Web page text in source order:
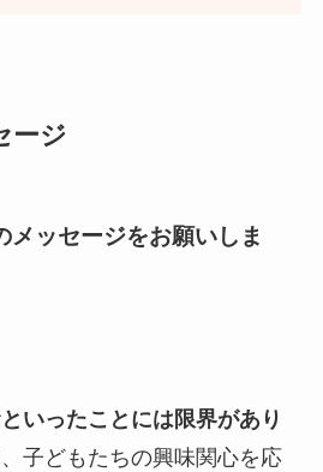
ージ
メッセージをお願いしま
いったことには限界があり
子どもたちの興味関心を応